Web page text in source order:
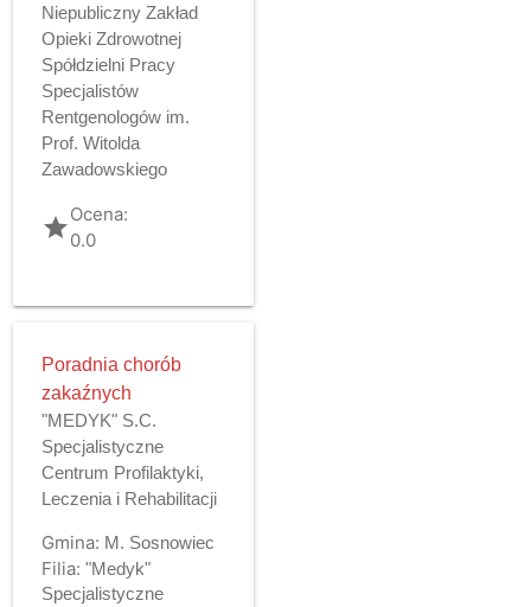
Niepubliczny Zakład
Opieki Zdrowotnej
Spółdzielni Pracy
Specjalistów
Rentgenologów im.
Prof. Witolda
Zawadowskiego
gradeOcena:
0.0
Poradnia chorób
zakaźnych
"MEDYK" S.C.
Specjalistyczne
Centrum Profilaktyki,
Leczenia i Rehabilitacji
Gmina: M. Sosnowiec
Filia: "Medyk"
Specjalistyczne